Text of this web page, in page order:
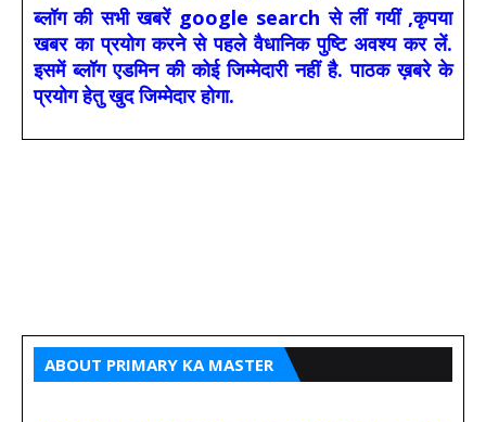
ब्लॉग की सभी खबरें google search से लीं गयीं ,कृपया
खबर का प्रयोग करने से पहले वैधानिक पुष्टि अवश्य कर लें.
इसमें ब्लॉग एडमिन की कोई जिम्मेदारी नहीं है. पाठक ख़बरे के
प्रयोग हेतु खुद जिम्मेदार होगा.
ABOUT PRIMARY KA MASTER